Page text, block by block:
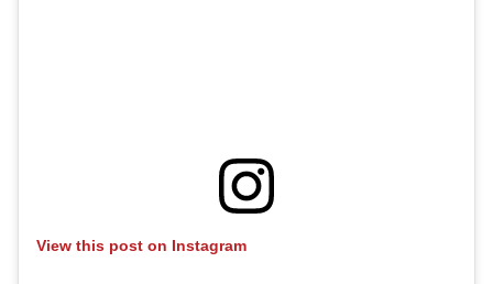
View this post on Instagram